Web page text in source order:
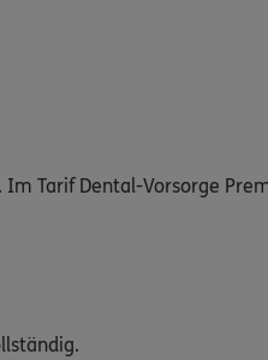
Tarif Dental-Vorsorge